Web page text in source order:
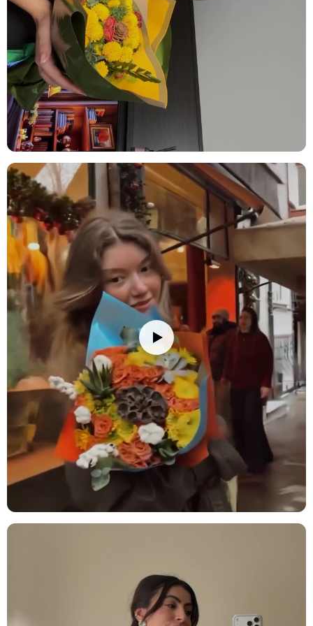
hediye vermek için mükemmel bir seçim. Okaliptus ve kuru lotus
bitkisi, ilişkinizin doğallığını ve sürekliliğini simgeler.
Ürün İçeriği
Beyaz Gül:Zarafetin ve saflığın sembolü olan beyaz gül,
aranjmanın en dikkat çekici çiçeğidir. Estetik ve zarafeti bir araya
getirir.
Okaliptus:Doğal bir dokunuş sağlayan okaliptus, ferah ve taze bir
hava katarak aranjmanın enerjisini artırır.
Kuru Lotus Bitkisi:
Sadece görsel olarak dikkat çeken, özgün bir
bitkidir. Bu bitki, aranjmana zarif bir dokunuş katarken, uzun süre
dayanıklılığı ile de öne çıkar.
Pars Ped Bleach on Stem:Zarif yapısıyla aranjmana modern bir
hava katar. Doğal dokusu ve hafif beyazlığı ile dikkat çeker.
Mirkeladus:Renkli ve gösterişli yapısıyla, aranjmana dinamik bir
hava katar. Karakteristik zarafetiyle dikkatleri üzerine çeker.
Kullanım Alanları ve Öneriler
Bu zarif aranjman, şık ve modern tasarımıyla hem hediye olarak
hem de dekorasyon ögesi olarak birçok alanda kullanılabilir:
Ev Dekorasyonu:Evinize zarif bir dokunuş katmak için ideal bir
dekorasyon ögesidir. Oturma odasında, yemek odasında ya da
girişte harika bir şıklık yaratacaktır. Ayrıca, mutfak ve yatak
odasında da hoş bir atmosfer sunar.
Ofis Hediyesi:Çalışma arkadaşınıza veya iş yerindeki şefinize
anlamlı bir hediye vermek için harika bir seçenek. Çalışma
masasında veya ofis alanında şık bir dekorasyon sağlar. Ayrıca,
ofisteki toplantı odalarında da harika duracaktır.
Düğün ve Nişan Kutlamaları:Özel davetlerde şıklığı arttıran bu
aranjman, düğün ya da nişan gibi etkinliklerde konuklarınıza
unutulmaz bir izlenim bırakacaktır. Özellikle uzun süre hatırlanacak
ve etkileyici bir dekor olacaktır.
Yeni Ev Hediyesi:Yeni bir eve taşınan sevdiklerinize, evlerini
güzelleştirecek şık bir hediye olarak sunulabilir. Modern ve zarif
tasarımı, her türlü ev dekorasyonuna uyum sağlar.
Özel Davetler:
Doğum günü partileri, özel kutlamalar ya da iş
etkinlikleri için mükemmel bir hediye alternatifi. Hem masa üstünde
hem de salonun herhangi bir köşesinde şıklık yaratır.
Restoran ve Kafeler:Şık ve zarif tasarımıyla restoranlar ve
Çiçek buketinizi/vazonuzu eve getirdiğinizde, ambalajını açıp varsa
iplerini çözün. Çiçeklerin daha fazla su çekebilmesi için alt
yaprakları temizleyin ve saplarını 2-3 cm kadar, suyun altında